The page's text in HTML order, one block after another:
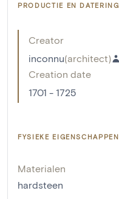
PRODUCTIE EN DATERING
Creator
inconnu(architect)
Creation date
1701 - 1725
FYSIEKE EIGENSCHAPPEN
Materialen
hardsteen